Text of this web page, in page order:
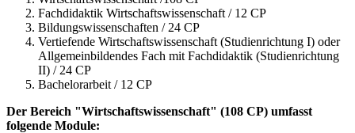
Fachdidaktik Wirtschaftswissenschaft / 12 CP
Bildungswissenschaften / 24 CP
Vertiefende Wirtschaftswissenschaft (Studienrichtung I) oder
Allgemeinbildendes Fach mit Fachdidaktik (Studienrichtung
II) / 24 CP
Bachelorarbeit / 12 CP
Der Bereich "Wirtschaftswissenschaft" (108 CP) umfasst
folgende Module: